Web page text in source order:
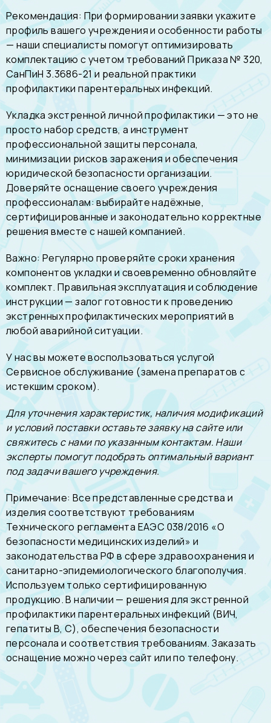
Рекомендация: При формировании заявки укажите
профиль вашего учреждения и особенности работы
— наши специалисты помогут оптимизировать
комплектацию с учетом требований Приказа № 320,
СанПиН 3.3686-21 и реальной практики
профилактики парентеральных инфекций.
Укладка экстренной личной профилактики — это не
просто набор средств, а инструмент
профессиональной защиты персонала,
минимизации рисков заражения и обеспечения
юридической безопасности организации.
Доверяйте оснащение своего учреждения
профессионалам: выбирайте надёжные,
сертифицированные и законодательно корректные
решения вместе с нашей компанией.
Важно: Регулярно проверяйте сроки хранения
компонентов укладки и своевременно обновляйте
комплект. Правильная эксплуатация и соблюдение
инструкции — залог готовности к проведению
экстренных профилактических мероприятий в
любой аварийной ситуации.
У нас вы можете воспользоваться услугой
Сервисное обслуживание (замена препаратов с
истекшим сроком).
Для уточнения характеристик, наличия модификаций
и условий поставки оставьте заявку на сайте или
свяжитесь с нами по указанным контактам. Наши
эксперты помогут подобрать оптимальный вариант
под задачи вашего учреждения.
Примечание: Все представленные средства и
изделия соответствуют требованиям
Технического регламента ЕАЭС 038/2016 «О
безопасности медицинских изделий» и
законодательства РФ в сфере здравоохранения и
санитарно-эпидемиологического благополучия.
Используем только сертифицированную
продукцию. В наличии — решения для экстренной
профилактики парентеральных инфекций (ВИЧ,
гепатиты В, С), обеспечения безопасности
персонала и соответствия требованиям. Заказать
оснащение можно через сайт или по телефону.